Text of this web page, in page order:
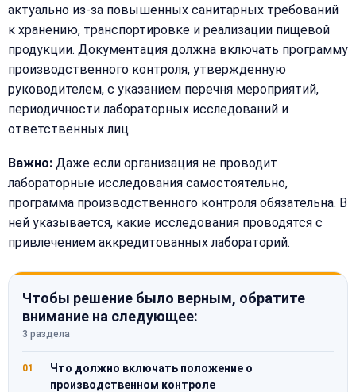
актуально из-за повышенных санитарных требований
к хранению, транспортировке и реализации пищевой
продукции. Документация должна включать программу
производственного контроля, утвержденную
руководителем, с указанием перечня мероприятий,
периодичности лабораторных исследований и
ответственных лиц.
Важно: Даже если организация не проводит
лабораторные исследования самостоятельно,
программа производственного контроля обязательна. В
ней указывается, какие исследования проводятся с
привлечением аккредитованных лабораторий.
Чтобы решение было верным, обратите
внимание на следующее:
3 раздела
01
Что должно включать положение о
производственном контроле